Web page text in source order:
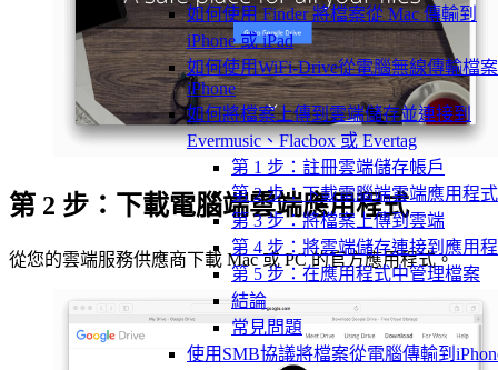
如何使用 Finder 將檔案從 Mac 傳輸到
iPhone 或 iPad
如何使用WiFi-Drive從電腦無線傳輸檔
iPhone
如何將檔案上傳到雲端儲存並連接到
Evermusic、Flacbox 或 Evertag
第 1 步：註冊雲端儲存帳戶
第 2 步：下載電腦端雲端應用程式
第 3 步：將檔案上傳到雲端
第 4 步：將雲端儲存連接到應用
第 5 步：在應用程式中管理檔案
結論
常見問題
使用SMB協議將檔案從電腦傳輸到
第 2 步：下載電腦端雲端應用程式
從您的雲端服務供應商下載 Mac 或 PC 的官方應用程式。